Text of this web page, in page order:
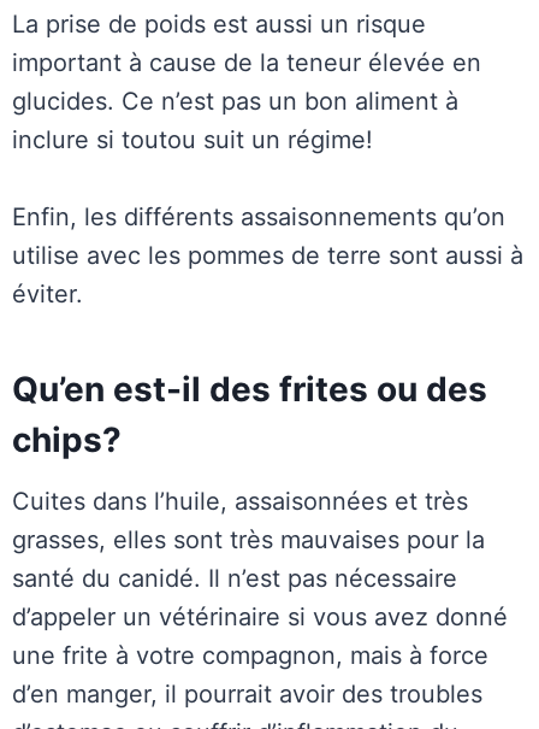
La prise de poids est aussi un risque
important à cause de la teneur élevée en
glucides. Ce n’est pas un bon aliment à
inclure si toutou suit un régime!
Enfin, les différents assaisonnements qu’on
utilise avec les pommes de terre sont aussi à
éviter.
Qu’en est-il des frites ou des
chips?
Cuites dans l’huile, assaisonnées et très
grasses, elles sont très mauvaises pour la
santé du canidé. Il n’est pas nécessaire
d’appeler un vétérinaire si vous avez donné
une frite à votre compagnon, mais à force
d’en manger, il pourrait avoir des troubles